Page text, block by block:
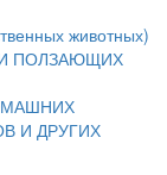
животных)
ПОЛЗАЮЩИХ
И ДРУГИХ